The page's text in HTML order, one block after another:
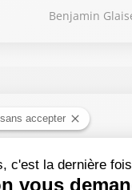
Benjamin
du jour... Émission